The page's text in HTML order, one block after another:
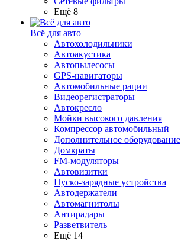
Ещё 8
Всё для авто
Автохолодильники
Автоакустика
Автопылесосы
GPS-навигаторы
Автомобильные рации
Видеорегистраторы
Автокресло
Мойки высокого давления
Компрессор автомобильный
Дополнительное оборудование
Домкраты
FM-модуляторы
Автовизитки
Пуско-зарядные устройства
Автодержатели
Автомагнитолы
Антирадары
Разветвитель
Ещё 14